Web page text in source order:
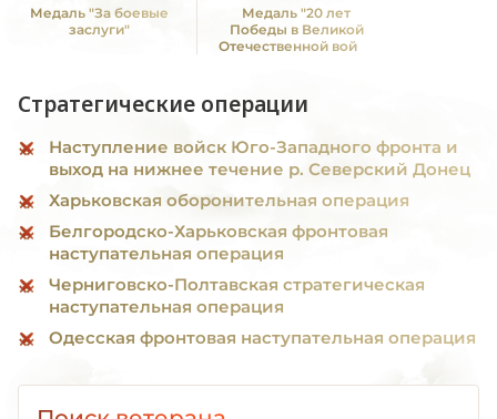
Медаль "За боевые
заслуги"
Медаль "20 лет
Победы в Великой
Отечественной войне
Стратегические операции
Наступление войск Юго-Западного фронта и
выход на нижнее течение р. Северский Донец
Харьковская оборонительная операция
Белгородско-Харьковская фронтовая
наступательная операция
Черниговско-Полтавская стратегическая
наступательная операция
Одесская фронтовая наступательная операция